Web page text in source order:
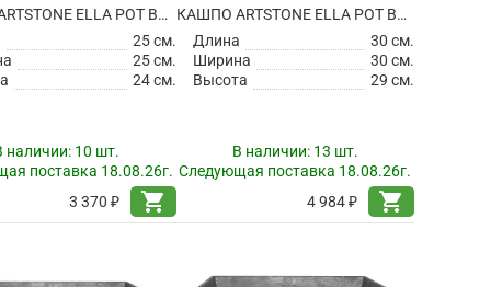
КАШПО ARTSTONE ELLA POT BLACK
25 см.
25 см.
24 см.
наличии: 10 шт.
поставка 18.08.26г.
3 370 ₽
shopping_cart
КАШПО ARTSTONE ELLA POT BLACK
Длина
30 см.
Ширина
30 см.
Высота
29 см.
В наличии: 13 шт.
Следующая поставка 18.08.26г.
4 984 ₽
shopping_cart